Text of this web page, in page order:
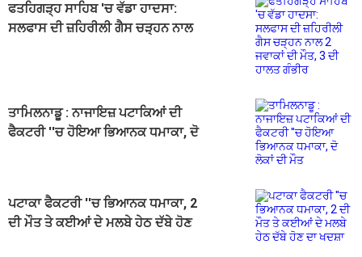
ਫਤਹਿਗੜ੍ਹ ਸਾਹਿਬ 'ਚ ਵੱਡਾ ਹਾਦਸਾ:
ਸਲਫਾਸ ਦੀ ਜ਼ਹਿਰੀਲੀ ਗੈਸ ਚੜ੍ਹਨ ਨਾਲ
ਤਾਮਿਲਨਾਡੂ : ਨਾਜਾਇਜ਼ ਪਟਾਕਿਆਂ ਦੀ
ਫੈਕਟਰੀ ''ਚ ਹੋਇਆ ਭਿਆਨਕ ਧਮਾਕਾ, ਦੋ
ਪਟਾਕਾ ਫੈਕਟਰੀ ''ਚ ਭਿਆਨਕ ਧਮਾਕਾ, 2
ਦੀ ਮੌਤ ਤੇ ਕਈਆਂ ਦੇ ਮਲਬੇ ਹੇਠ ਦੱਬੇ ਹੋਣ